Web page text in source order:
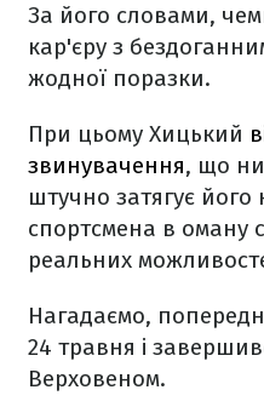
За його словами,
кар'єру з
жодної поразки.
При цьому Хицький
звинувачення, що
штучно затягує його
спортсмена в оману
реальних
Нагадаємо,
24 травня і
Верховеном.